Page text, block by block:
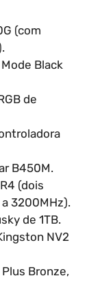
(com
Black
de
B450M.
(dois
3200MHz).
de 1TB.
NV2
Bronze,